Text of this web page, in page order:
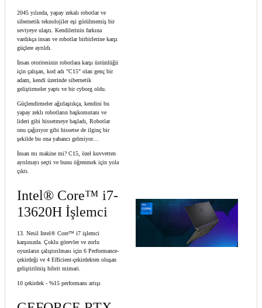
2045 yılında, yapay zekalı robotlar ve
sibernetik teknolojiler eşi görülmemiş bir
seviyeye ulaştı. Kendilerinin farkına
vardıkça insan ve robotlar birbirlerine karşı
güçlere ayrıldı.
İnsan otoritesinin robotlara karşı üstünlüğü
için çalışan, kod adı "C15" olan genç bir
adam, kendi üzerinde sibernetik
geliştirmeler yaptı ve bir cyborg oldu.
Güçlendirmeler ağırlaştıkça, kendini bu
yapay zeklı robotların başkomutanı ve
lideri gibi hissetmeye başladı, Robotlar
onu çağırıyor gibi hissetse de ilginç bir
şekilde bu ona yabancı gelmiyor…
İnsan mı makine mi? C15, özel kuvvetten
ayrılmayı seçti ve bunu öğrenmek için yola
çıktı.
Intel® Core™ i7-
13620H İşlemci
13. Nesil Intel® Core™ i7 işlemci
karşınızda. Çoklu görevler ve zorlu
oyunların çalıştırılması için 6 Performance-
çekirdeği ve 4 Efficient-çekirdekten oluşan
geliştirilmiş hibrit mimari.
10 çekirdek - %15 performans artışı